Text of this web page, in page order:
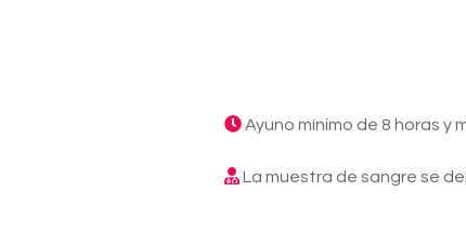
Ayuno mínimo de 8 horas y
La muestra de sangre se